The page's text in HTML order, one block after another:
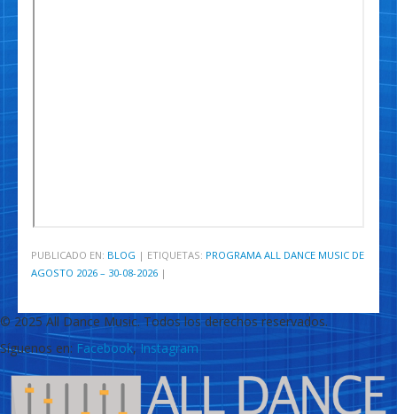
PUBLICADO EN: BLOG | ETIQUETAS: PROGRAMA ALL DANCE MUSIC DE
AGOSTO 2026 – 30-08-2026 |
© 2025 All Dance Music. Todos los derechos reservados.
Síguenos en: Facebook,Instagram